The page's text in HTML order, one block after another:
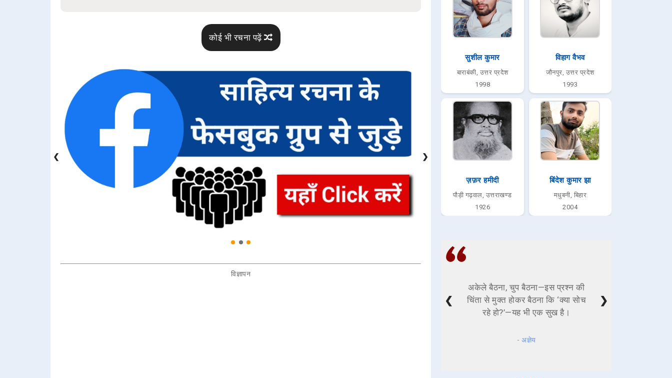
कोई भी रचना पढ़ें
❮ ❯
विज्ञापन
सुशील कुमार
बाराबंकी, उत्तर प्रदेश
1998
विहाग वैभव
जौनपुर, उत्तर प्रदेश
1993
ज़फ़र हमीदी
पौड़ी गढ़वाल, उत्तराखण्ड
1926
बिंदेश कुमार झा
मधुबनी, बिहार
2004
अकेले बैठना, चुप बैठना—इस प्रश्न की
चिंता से मुक्त होकर बैठना कि ‘क्या सोच
रहे हो?’—यह भी एक सुख है।
- अज्ञेय
❮ ❯